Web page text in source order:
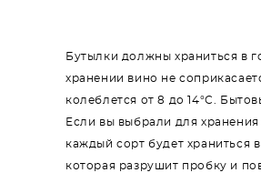
Бутылки должны храниться в
хранении вино не
колеблется от 8 до 14°С.
Если вы выбрали для
каждый сорт будет храниться
которая разрушит пробку и